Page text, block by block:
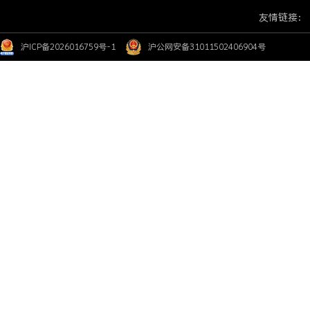
友情链接：
沪ICP备2026016759号-1 沪公网安备31011502406904号